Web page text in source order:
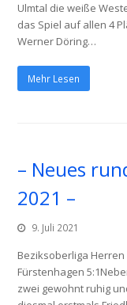
Ulmtal die weiße
das Spiel auf allen 4
Werner Döring…
Mehr Lesen
– Neues
2021 –
9. Juli 2021
Beziksoberliga Herren
Fürstenhagen
zwei gewohnt ruhig